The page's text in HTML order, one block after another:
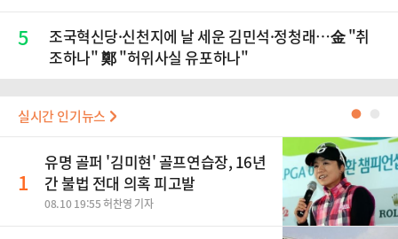
5
조국혁신당·신천지에 날 세운 김민석·정청래…金 "취
조하나" 鄭 "허위사실 유포하나"
실시간 인기뉴스 ●
1
유명 골퍼 '김미현' 골프연습장, 16년
간 불법 전대 의혹 피고발
08.10 19:55 허찬영 기자